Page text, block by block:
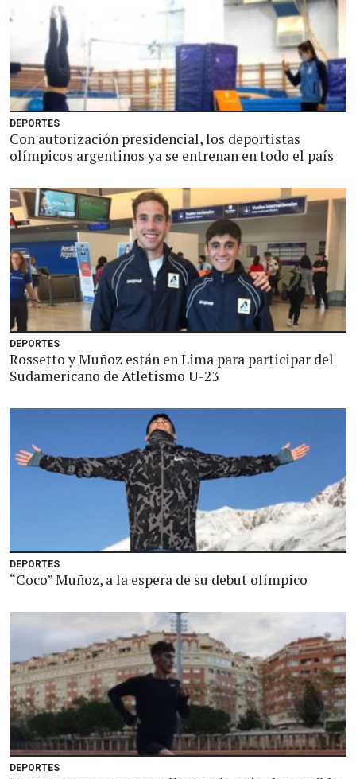
DEPORTES
Con autorización presidencial, los deportistas
olímpicos argentinos ya se entrenan en todo el país
DEPORTES
Rossetto y Muñoz están en Lima para participar del
Sudamericano de Atletismo U-23
DEPORTES
“Coco” Muñoz, a la espera de su debut olímpico
DEPORTES